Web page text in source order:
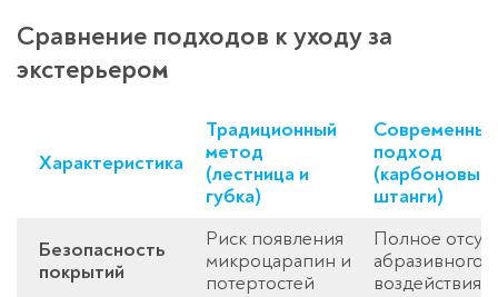
Сравнение подходов к уходу за
экстерьером
Характеристика
Традиционный
метод
(лестница и
губка)
Современный
подход
(карбоновые
штанги)
Безопасность
покрытий
Риск появления
микроцарапин и
потертостей
Полное
абразивного
воздействия
Спасибо!
Менеджер свяжется с вами в